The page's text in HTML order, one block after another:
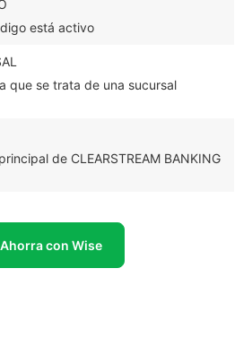
está activo
que se trata de una sucursal
de CLEARSTREAM BANKING
Ahorra con Wise